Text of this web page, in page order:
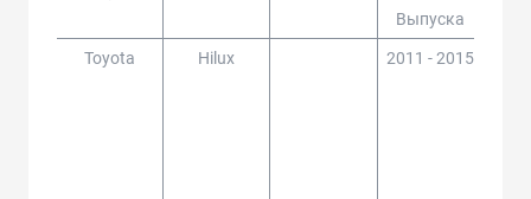
Выпуска
Toyota Hilux 2011 - 2015